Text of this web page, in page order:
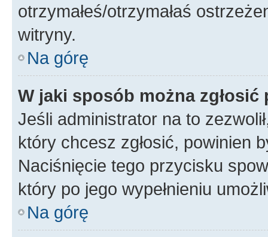
otrzymałeś/otrzymałaś
witryny.
Na górę
W jaki sposób można
Jeśli administrator na to
który chcesz zgłosić, powinien
Naciśnięcie tego przycisku
który po jego wypełnieniu
Na górę